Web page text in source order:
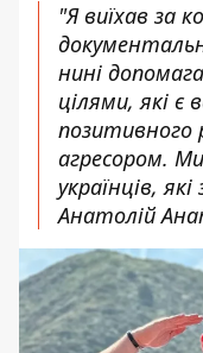
"Я виїхав за
нині
цілями, які
позитивного
агресором.
українців,
Анатолій